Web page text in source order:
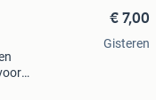
€ 7,00
Gisteren